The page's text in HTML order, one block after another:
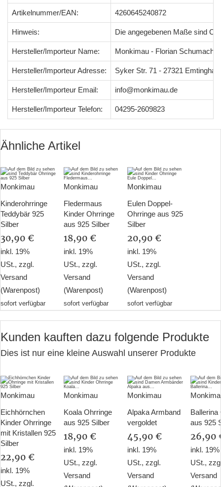
Artikelnummer/EAN: 4260645240872
Hinweis: Die angegebenen Maße sind
Hersteller/Importeur Name: Monkimau - Florian Schumacher
Hersteller/Importeur Adresse: Syker Str. 71 - 27321
Hersteller/Importeur Email: info@monkimau.de
Hersteller/Importeur Telefon: 04295-2609823
Ähnliche Artikel
Monkimau
Kinderohrringe
Teddybär 925
Silber
30,90 €
inkl. 19%
USt., zzgl.
Versand
(Warenpost)
sofort verfügbar
Monkimau
Fledermaus
Kinder Ohrringe
aus 925 Silber
18,90 €
inkl. 19%
USt., zzgl.
Versand
(Warenpost)
sofort verfügbar
Monkimau
Eulen Doppel-
Ohrringe aus 925
Silber
20,90 €
inkl. 19%
USt., zzgl.
Versand
(Warenpost)
sofort verfügbar
Kunden kauften dazu folgende Produkte
Dies ist nur eine kleine Auswahl unserer Produkte
Monkimau
Eichhörnchen
Kinder Ohrringe
mit Kristallen 925
Silber
22,90 €
inkl. 19%
USt., zzgl.
Monkimau
Koala Ohrringe
aus 925 Silber
18,90 €
inkl. 19%
USt., zzgl.
Versand
Monkimau
Alpaka Armband
vergoldet
45,90 €
inkl. 19%
USt., zzgl.
Versand
Ballerina
aus 925
26,90
inkl. 19%
USt.,
Versand